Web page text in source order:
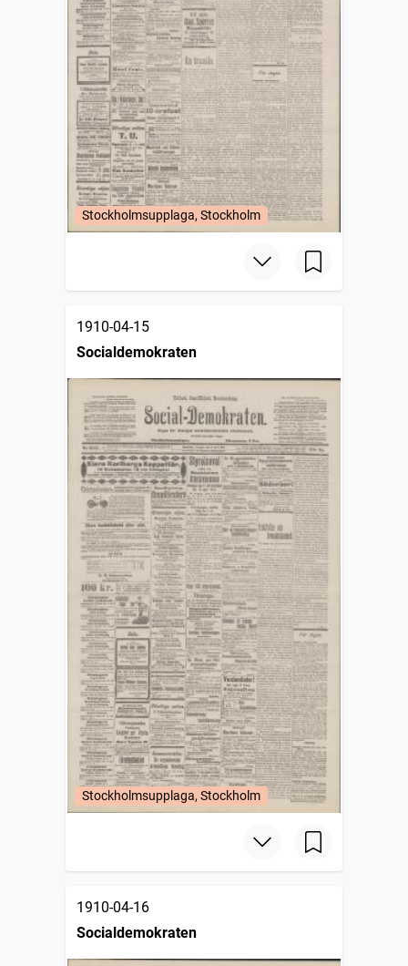
Stockholmsupplaga, Stockholm
1910-04-15
Socialdemokraten
Stockholmsupplaga, Stockholm
1910-04-16
Socialdemokraten